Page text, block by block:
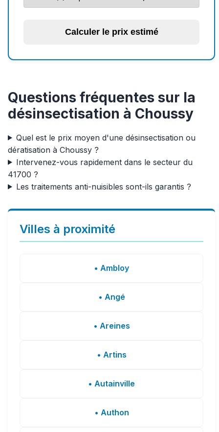
Calculer le prix estimé
Questions fréquentes sur la
désinsectisation à Choussy
Quel est le prix moyen d'une désinsectisation ou
dératisation à Choussy ?
Intervenez-vous rapidement dans le secteur du
41700 ?
Les traitements anti-nuisibles sont-ils garantis ?
Villes à proximité
• Ambloy
• Angé
• Areines
• Artins
• Autainville
• Authon